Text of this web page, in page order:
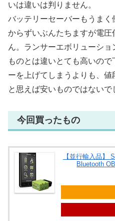
いは違いは判りません。
バッテリーセーバーもうま
からずいぶんたちますが電
ん。ランサーエボリューシ
ものとは違いとても高いの
ーを上げてしまうよりも、
と思えば安いものではないで
今回買ったもの
【並行輸入品】
Bluetooth